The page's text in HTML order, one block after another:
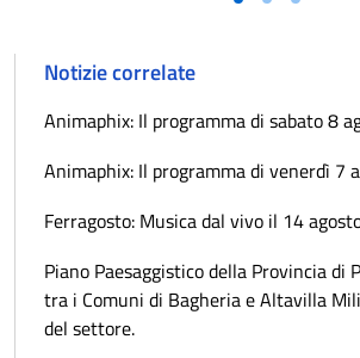
Notizie correlate
Animaphix: Il programma di sabato 8
Animaphix: Il programma di venerdì 7
Ferragosto: Musica dal vivo il 14
Piano Paesaggistico della Provincia di
tra i Comuni di Bagheria e Altavilla
del settore.